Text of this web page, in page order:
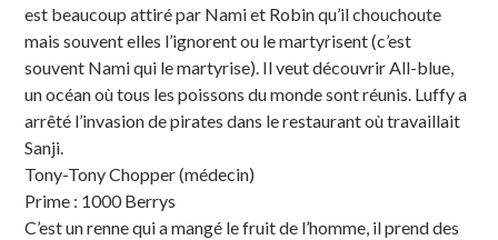
est beaucoup attiré par Nami et Robin qu’il chouchoute
mais souvent elles l’ignorent ou le martyrisent (c’est
souvent Nami qui le martyrise). Il veut découvrir All-blue,
un océan où tous les poissons du monde sont réunis. Luffy a
arrêté l’invasion de pirates dans le restaurant où travaillait
Sanji.
Tony-Tony Chopper (médecin)
Prime : 1000 Berrys
C’est un renne qui a mangé le fruit de l’homme, il prend des